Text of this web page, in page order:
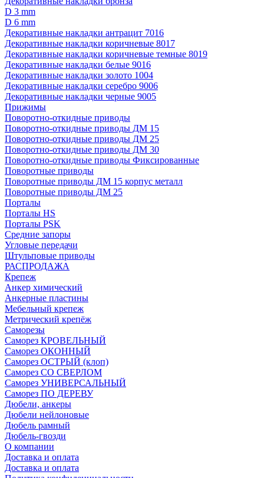
D 3 mm
D 6 mm
Декоративные накладки антрацит 7016
Декоративные накладки коричневые 8017
Декоративные накладки коричневые темные 8019
Декоративные накладки белые 9016
Декоративные накладки золото 1004
Декоративные накладки серебро 9006
Декоративные накладки черные 9005
Прижимы
Поворотно-откидные приводы
Поворотно-откидные приводы ДМ 15
Поворотно-откидные приводы ДМ 25
Поворотно-откидные приводы ДМ 30
Поворотно-откидные приводы Фиксированные
Поворотные приводы
Поворотные приводы ДМ 15 корпус металл
Поворотные приводы ДМ 25
Порталы
Порталы HS
Порталы PSK
Средние запоры
Угловые передачи
Штульповые приводы
РАСПРОДАЖА
Крепеж
Анкер химический
Анкерные пластины
Мебельный крепеж
Метрический крепёж
Саморезы
Саморез КРОВЕЛЬНЫЙ
Саморез ОКОННЫЙ
Саморез ОСТРЫЙ (клоп)
Саморез СО СВЕРЛОМ
Саморез УНИВЕРСАЛЬНЫЙ
Саморез ПО ДЕРЕВУ
Дюбели, анкеры
Дюбели нейлоновые
Дюбель рамный
Дюбель-гвозди
О компании
Доставка и оплата
Доставка и оплата